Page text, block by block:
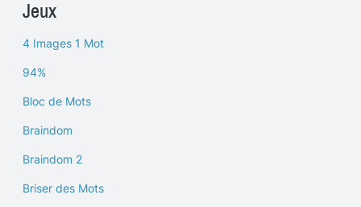
Jeux
4 Images 1 Mot
94%
Bloc de Mots
Braindom
Braindom 2
Briser des Mots